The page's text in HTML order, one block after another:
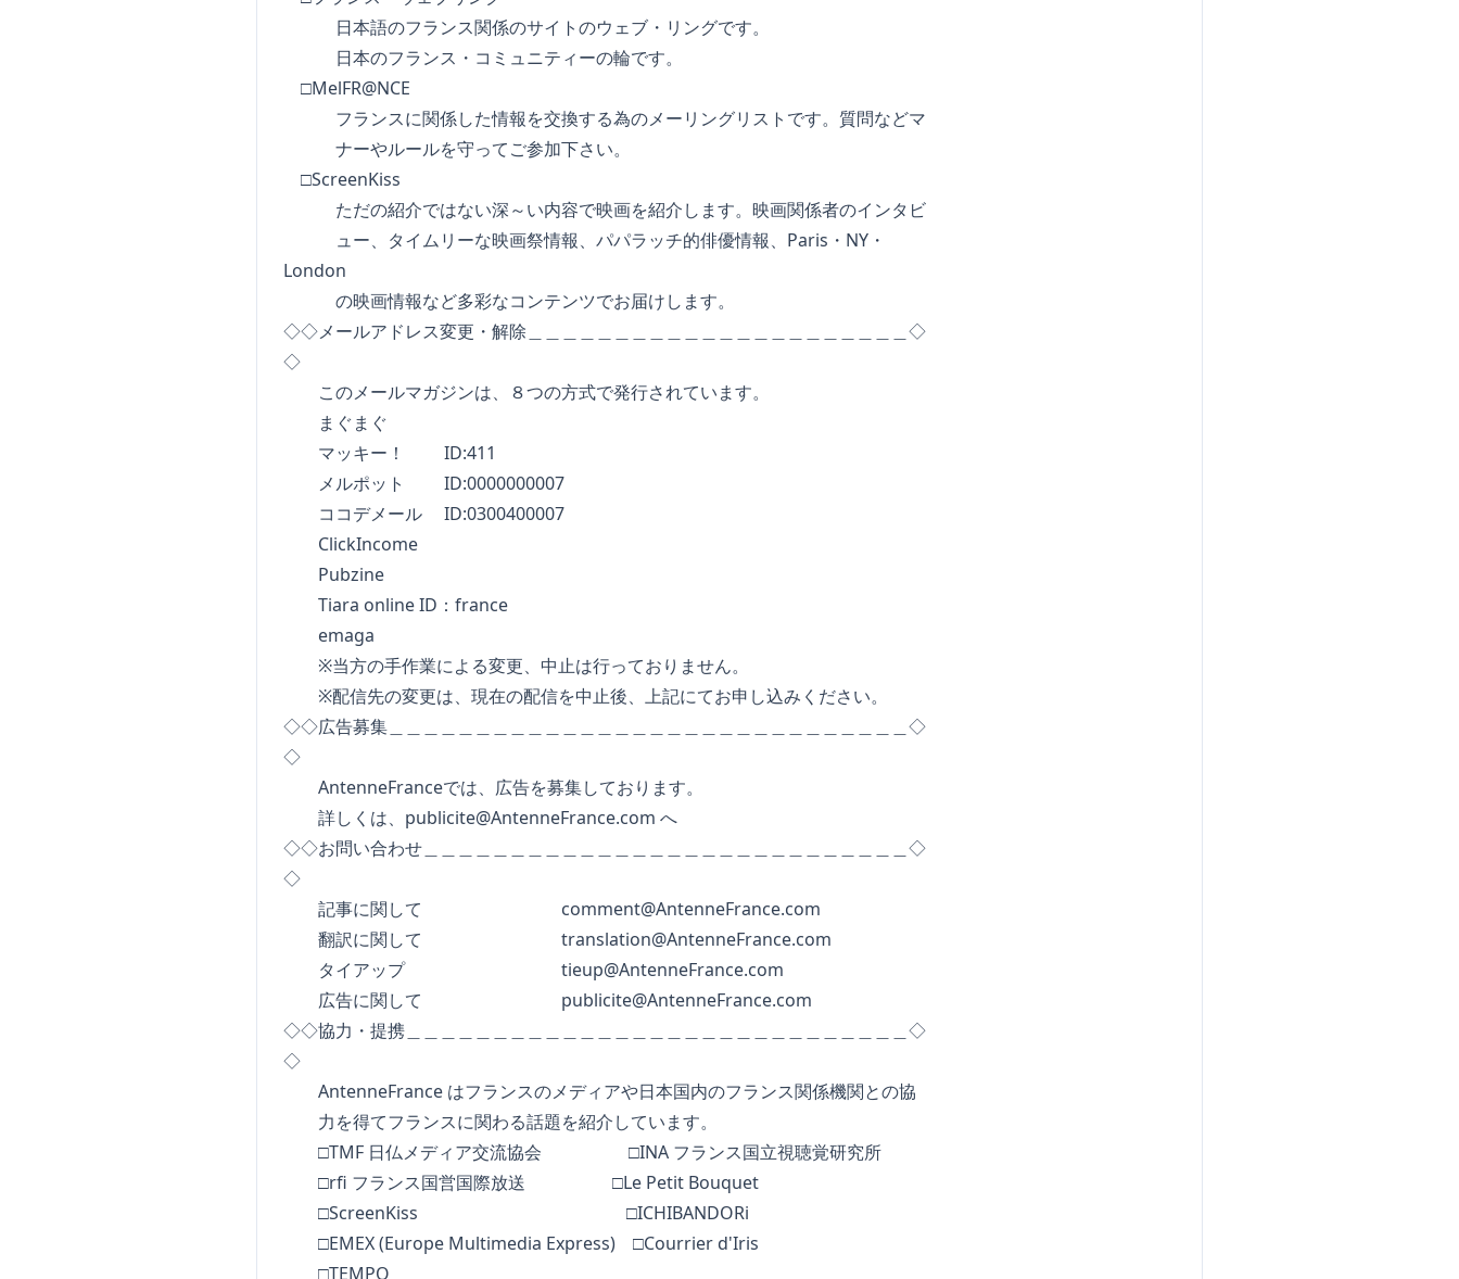
日本語のフランス関係のサイトのウェブ・リングです。
日本のフランス・コミュニティーの輪です。
□MelFR@NCE
フランスに関係した情報を交換する為のメーリングリストです。質問などマ
ナーやルールを守ってご参加下さい。
□ScreenKiss
ただの紹介ではない深～い内容で映画を紹介します。映画関係者のインタビ
ュー、タイムリーな映画祭情報、パパラッチ的俳優情報、Paris・NY・
London
の映画情報など多彩なコンテンツでお届けします。
◇◇メールアドレス変更・解除＿＿＿＿＿＿＿＿＿＿＿＿＿＿＿＿＿＿＿＿＿＿◇
◇
このメールマガジンは、８つの方式で発行されています。
まぐまぐ
マッキー！ ID:411
メルポット ID:0000000007
ココデメール ID:0300400007
ClickIncome
Pubzine
Tiara online ID：france
emaga
※当方の手作業による変更、中止は行っておりません。
※配信先の変更は、現在の配信を中止後、上記にてお申し込みください。
◇◇広告募集＿＿＿＿＿＿＿＿＿＿＿＿＿＿＿＿＿＿＿＿＿＿＿＿＿＿＿＿＿＿◇
◇
AntenneFranceでは、広告を募集しております。
詳しくは、 publicite@AntenneFrance.com へ
◇◇お問い合わせ＿＿＿＿＿＿＿＿＿＿＿＿＿＿＿＿＿＿＿＿＿＿＿＿＿＿＿＿◇
◇
記事に関して comment@AntenneFrance.com
翻訳に関して translation@AntenneFrance.com
タイアップ tieup@AntenneFrance.com
広告に関して publicite@AntenneFrance.com
◇◇協力・提携＿＿＿＿＿＿＿＿＿＿＿＿＿＿＿＿＿＿＿＿＿＿＿＿＿＿＿＿＿◇
◇
AntenneFrance はフランスのメディアや日本国内のフランス関係機関との協
力を得てフランスに関わる話題を紹介しています。
□TMF 日仏メディア交流協会 □INA フランス国立視聴覚研究所
□rfi フランス国営国際放送 □Le Petit Bouquet
□ScreenKiss □ICHIBANDORi
□EMEX (Europe Multimedia Express) □Courrier d'Iris
□TEMPO